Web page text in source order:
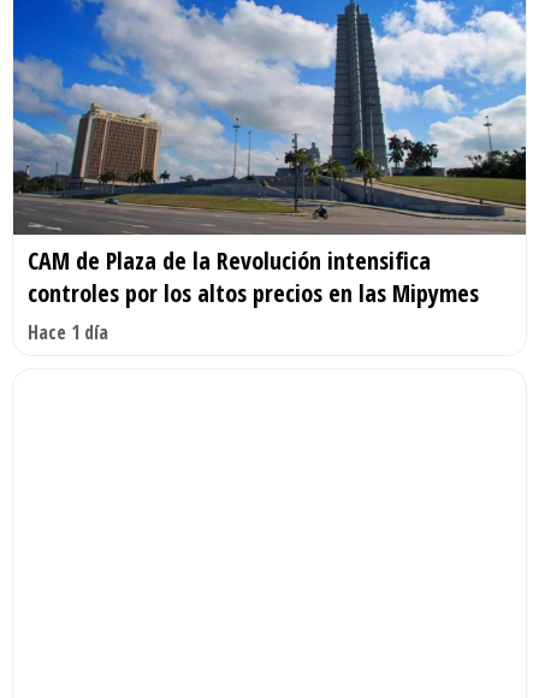
CAM de Plaza de la Revolución intensifica
controles por los altos precios en las Mipymes
Hace 1 día